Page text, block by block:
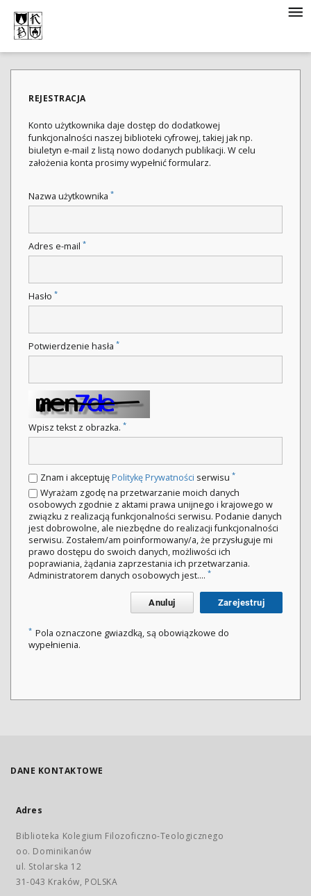
REJESTRACJA
Konto użytkownika daje dostęp do dodatkowej
funkcjonalności naszej biblioteki cyfrowej, takiej jak np.
biuletyn e-mail z listą nowo dodanych publikacji. W celu
założenia konta prosimy wypełnić formularz.
Nazwa użytkownika *
Adres e-mail *
Hasło *
Potwierdzenie hasła *
Wpisz tekst z obrazka. *
Znam i akceptujęPolitykę Prywatności serwisu *
Wyrażam zgodę na przetwarzanie moich danych
osobowych zgodnie z aktami prawa unijnego i krajowego w
związku z realizacją funkcjonalności serwisu. Podanie danych
jest dobrowolne, ale niezbędne do realizacji funkcjonalności
serwisu. Zostałem/am poinformowany/a, że przysługuje mi
prawo dostępu do swoich danych, możliwości ich
poprawiania, żądania zaprzestania ich przetwarzania.
Administratorem danych osobowych jest.... *
Anuluj Zarejestruj
* Pola oznaczone gwiazdką, są obowiązkowe do
wypełnienia.
DANE KONTAKTOWE
Adres
Biblioteka Kolegium Filozoficzno-Teologicznego
oo. Dominikanów
ul. Stolarska 12
31-043 Kraków, POLSKA